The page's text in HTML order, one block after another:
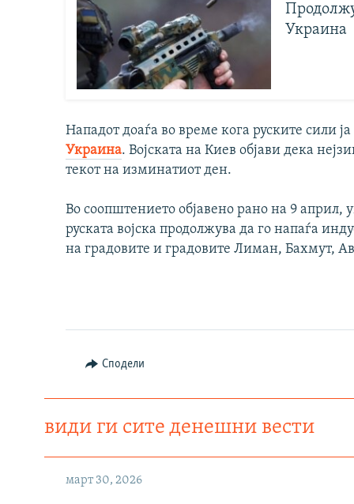
Украина
Нападот доаѓа во време кога руските сили ја
Украина. Војската на Киев објави дека
текот на изминатиот ден.
Во соопштението објавено рано на 9 април,
руската војска продолжува да го напаѓа
на градовите и градовите Лиман, Бахмут,
Сподели
види ги сите денешни вести
март 30, 2026